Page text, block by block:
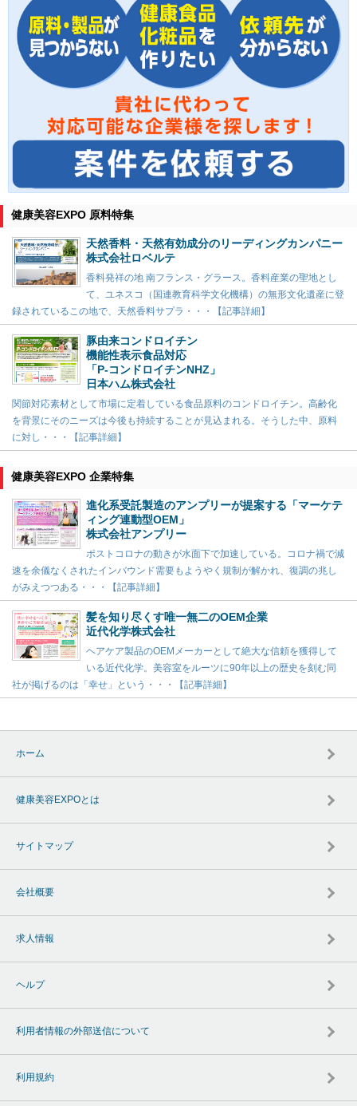
健康美容EXPO 原料特集
天然香料・天然有効成分のリーディングカンパニー
株式会社ロベルテ
香料発祥の地 南フランス・グラース。香料産業の聖地とし
て、ユネスコ（国連教育科学文化機構）の無形文化遺産に登
録されているこの地で、天然香料サプラ・・・【記事詳細】
豚由来コンドロイチン
機能性表示食品対応
「P-コンドロイチンNHZ」
日本ハム株式会社
関節対応素材として市場に定着している食品原料のコンドロイチン。高齢化
を背景にそのニーズは今後も持続することが見込まれる。そうした中、原料
に対し・・・【記事詳細】
健康美容EXPO 企業特集
進化系受託製造のアンプリーが提案する「マーケテ
ィング連動型OEM」
株式会社アンプリー
ポストコロナの動きが水面下で加速している。コロナ禍で減
速を余儀なくされたインバウンド需要もようやく規制が解かれ、復調の兆し
がみえつつある・・・【記事詳細】
髪を知り尽くす唯一無二のOEM企業
近代化学株式会社
ヘアケア製品のOEMメーカーとして絶大な信頼を獲得して
いる近代化学。美容室をルーツに90年以上の歴史を刻む同
社が掲げるのは「幸せ」という・・・【記事詳細】
ホーム
健康美容EXPOとは
サイトマップ
会社概要
求人情報
ヘルプ
利用者情報の外部送信について
利用規約